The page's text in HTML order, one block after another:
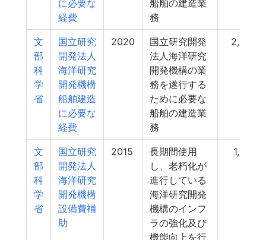
に必要な
経費
船舶の建造業
務
文
部
科
学
省
国立研究
開発法人
海洋研究
開発機構
船舶建造
に必要な
経費
2020
国立研究開発
法人海洋研究
開発機構の業
務を遂行する
ために必要な
船舶の建造業
務
2,025
文
部
科
学
省
国立研究
開発法人
海洋研究
開発機構
設備費補
助
2015
長期間使用
し、老朽化が
進行している
海洋研究開発
機構のインフ
ラの強化及び
機能向上を行
1,964